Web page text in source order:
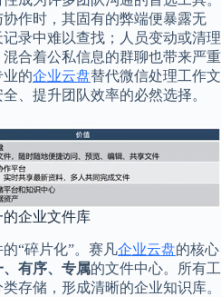
作时，其固有的弊端便暴露无
录中难以查找；人员变动或清理
合着公私信息的群聊也带来严重
业的企业云盘替代微信处理工作文
、提升团队效率的必然选择。
企业文件库
“碎片化”。赛凡企业云盘的核心
、有序、专属的文件中心。所有工
存储，形成清晰的企业知识库。